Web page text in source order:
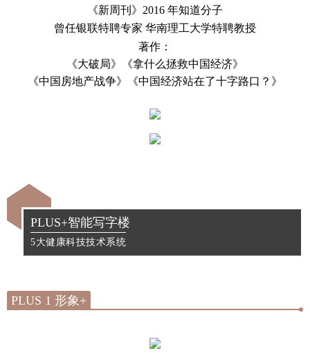
《新周刊》 2016 年知道分子
曾任银联特聘专家 华南理工大学特聘教授
著作：
《大破局》《拿什么拯救中国经济》
《中国房地产战争》《中国经济站在了十字路口？》
PLUS+智能写字楼
5大健康科技技术系统
PLUS 1 形象+